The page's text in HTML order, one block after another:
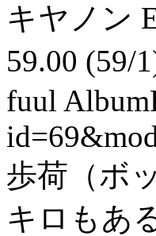
キヤノン
59.00 (59/
fuul
歩荷（ボ
キロもあ